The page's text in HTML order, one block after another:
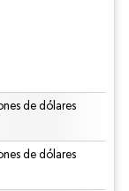
de dólares
de dólares